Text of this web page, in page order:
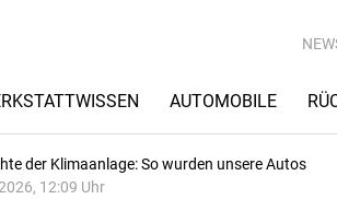
AUTOMOBILE
der Klimaanlage: So wurden unsere Autos
12:09 Uhr